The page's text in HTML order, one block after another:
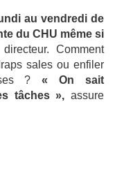
au vendredi de
du CHU même si
Comment
sales ou enfiler
?« On sait
tâches », assure